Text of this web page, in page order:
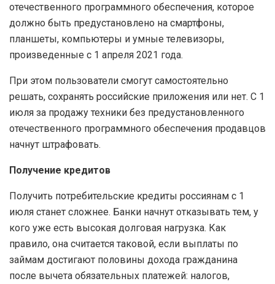
отечественного программного обеспечения, которое
должно быть предустановлено на смартфоны,
планшеты, компьютеры и умные телевизоры,
произведенные с 1 апреля 2021 года.
При этом пользователи смогут самостоятельно
решать, сохранять российские приложения или нет. С 1
июля за продажу техники без предустановленного
отечественного программного обеспечения продавцов
начнут штрафовать.
Получение кредитов
Получить потребительские кредиты россиянам с 1
июля станет сложнее. Банки начнут отказывать тем, у
кого уже есть высокая долговая нагрузка. Как
правило, она считается таковой, если выплаты по
займам достигают половины дохода гражданина
после вычета обязательных платежей: налогов,